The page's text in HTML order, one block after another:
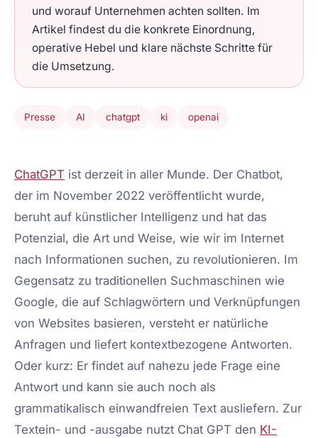
und worauf Unternehmen achten sollten. Im
Artikel findest du die konkrete Einordnung,
operative Hebel und klare nächste Schritte für
die Umsetzung.
Presse AI chatgpt ki openai
ChatGPT ist derzeit in aller Munde. Der Chatbot,
der im November 2022 veröffentlicht wurde,
beruht auf künstlicher Intelligenz und hat das
Potenzial, die Art und Weise, wie wir im Internet
nach Informationen suchen, zu revolutionieren. Im
Gegensatz zu traditionellen Suchmaschinen wie
Google, die auf Schlagwörtern und Verknüpfungen
von Websites basieren, versteht er natürliche
Anfragen und liefert kontextbezogene Antworten.
Oder kurz: Er findet auf nahezu jede Frage eine
Antwort und kann sie auch noch als
grammatikalisch einwandfreien Text ausliefern. Zur
Textein- und -ausgabe nutzt Chat GPT den KI-